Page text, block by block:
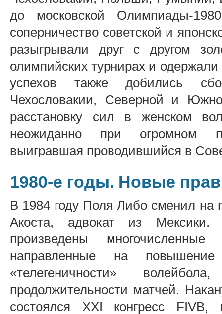
до московской Олимпиады-
соперничество советской и
разыгрывали друг с другом
олимпийских турнирах и
успехов также добились
Чехословакии, Северной и
расстановку сил в женском
неожиданно при огромном
выигравшая проводившийся в
1980-е годы. Новые
В 1984 году Поля Либо сменил на
Акоста, адвокат из
произведены
направленные на
«телегеничности»
продолжительности матчей.
состоялся XXI конгресс